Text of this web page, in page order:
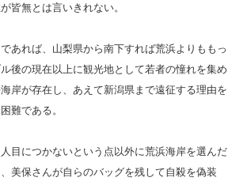
皆無とは言いきれない。
あれば、山梨県から南下すれば荒浜よりももっ
後の現在以上に観光地として若者の憧れを集め
岸が存在し、あえて新潟県まで遠征する理由を
難である。
目につかないという点以外に荒浜海岸を選んだ
美保さんが自らのバッグを残して自殺を偽装